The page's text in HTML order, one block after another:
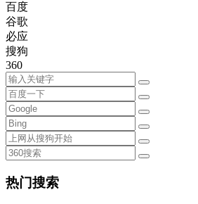
百度
谷歌
必应
搜狗
360
热门搜索